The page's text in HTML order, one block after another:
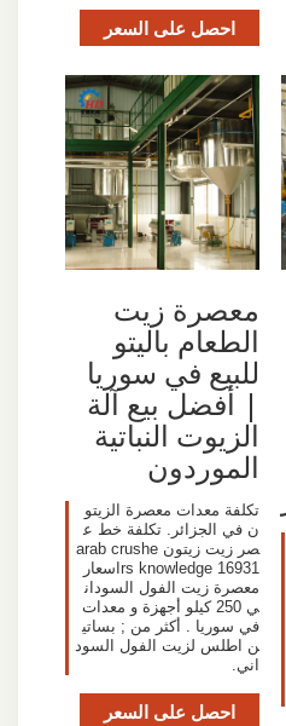
احصل على السعر
معصرة زيت
الطعام باليتو
للبيع في سوريا
| أفضل بيع آلة
الزيوت النباتية
الموردون
تكلفة معدات معصرة الزيتو
ن في الجزائر. تكلفة خط ع
صر زيت زيتون arab crushe
rs knowledge 16931اسعار
معصرة زيت الفول السودان
ي 250 كيلو أجهزة و معدات
في سوريا . أكثر من ; بساتي
ن اطلس لزيت الفول السود
اني.
احصل على السعر